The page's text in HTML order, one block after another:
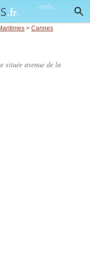
> Cannes
située avenue de la